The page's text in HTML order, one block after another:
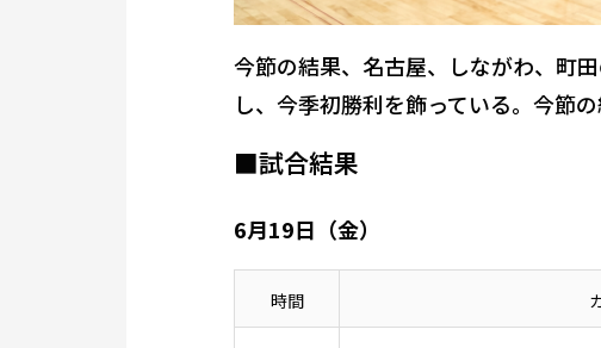
今節の結果、名古屋、しながわ、町
し、今季初勝利を飾っている。今節
■試合結果
6月19日（金）
時間